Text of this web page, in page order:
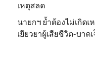
เหตุสลด
นายกฯ ย้ำต้องไม่เกิดเ
เยียวยาผู้เสียชีวิต-บาดเ